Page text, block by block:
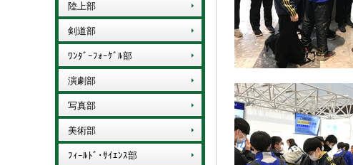
陸上部
剣道部
ﾜﾝﾀﾞｰﾌｫｰｹﾞﾙ部
演劇部
写真部
美術部
ﾌｨｰﾙﾄﾞ･ｻｲｴﾝｽ部